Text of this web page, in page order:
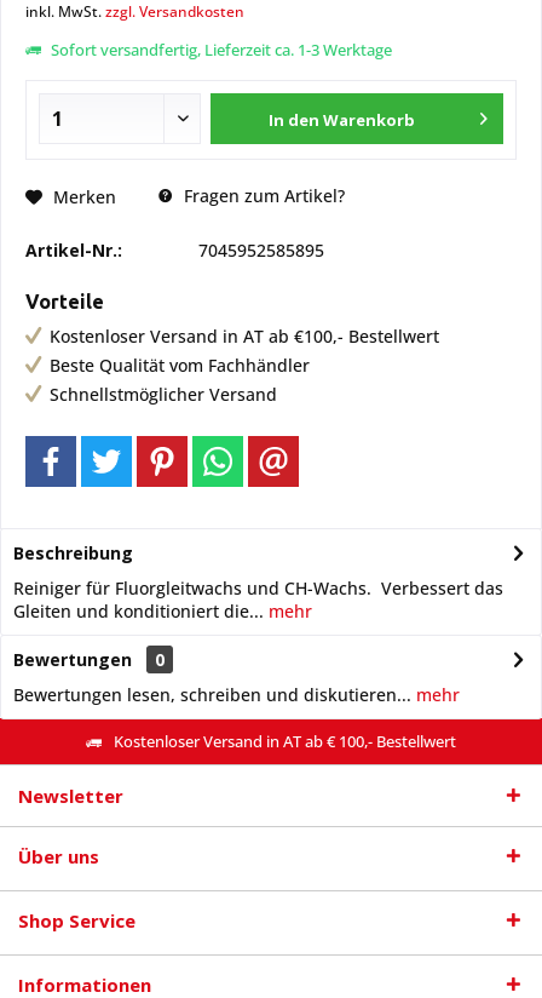
inkl. MwSt.zzgl. Versandkosten
Sofort versandfertig, Lieferzeit ca. 1-3 Werktage
In den Warenkorb
Merken Fragen zum Artikel?
Artikel-Nr.: 7045952585895
Vorteile
Kostenloser Versand in AT ab €100,- Bestellwert
Beste Qualität vom Fachhändler
Schnellstmöglicher Versand
Beschreibung
Reiniger für Fluorgleitwachs und CH-Wachs. Verbessert das
Gleiten und konditioniert die... mehr
Bewertungen
0
Bewertungen lesen, schreiben und diskutieren... mehr
Kostenloser Versand in AT ab € 100,- Bestellwert
Newsletter
Über uns
Shop Service
Informationen